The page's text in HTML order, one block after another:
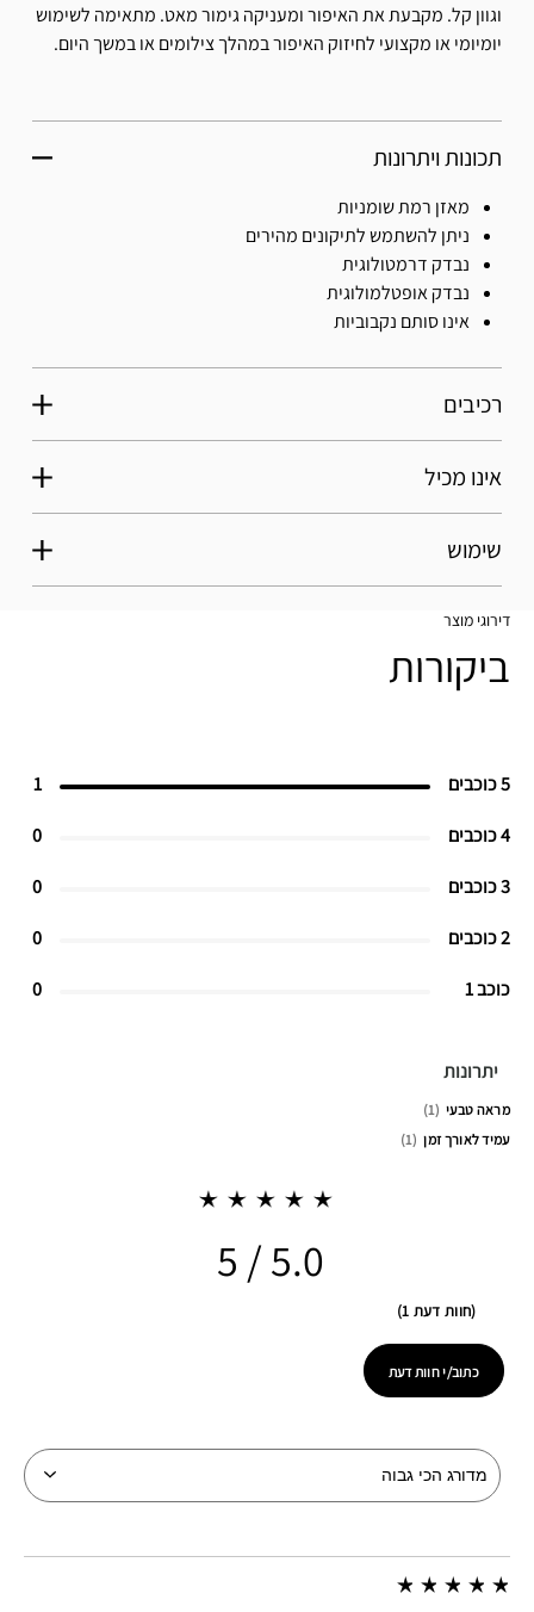
וגוון קל. מקבעת את האיפור ומעניקה גימור מאט. מתאימה לשימוש
יומיומי או מקצועי לחיזוק האיפור במהלך צילומים או במשך היום.
תכונות ויתרונות
מאזן רמת שומניות
ניתן להשתמש לתיקונים מהירים
נבדק דרמטולוגית
נבדק אופטלמולוגית
אינו סותם נקבוביות
רכיבים
אינו מכיל
שימוש
דירוגי מוצר
ביקורות
5 כוכבים 1
4 כוכבים 0
3 כוכבים 0
2 כוכבים 0
כוכב 1 0
יתרונות
מראה טבעי
1
עמיד לאורך זמן
1
5.0
חוות דעת 1
כתוב/י חוות דעת